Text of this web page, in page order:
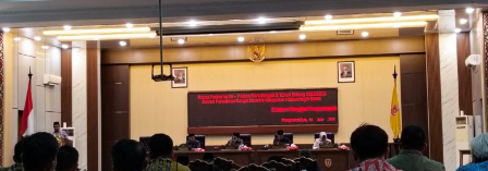
p
g
e
r
e